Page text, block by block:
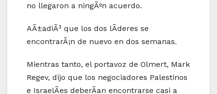
no llegaron a ningÃºn acuerdo.
AÃ±adiÃ³ que los dos lÃ­deres se
encontrarÃ¡n de nuevo en dos semanas.
Mientras tanto, el portavoz de Olmert, Mark
Regev, dijo que los negociadores Palestinos
e IsraelÃ­es deberÃ­an encontrarse casi a